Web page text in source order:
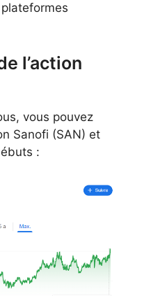
l’action
vous pouvez
Sanofi (SAN) et
: